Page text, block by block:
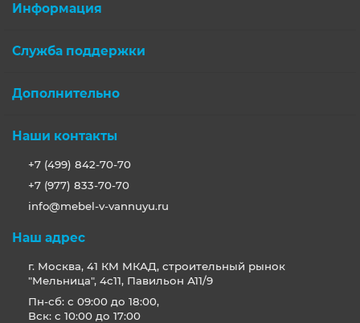
Информация
Служба поддержки
Дополнительно
Наши контакты
+7 (499) 842-70-70
+7 (977) 833-70-70
info@mebel-v-vannuyu.ru
Наш адрес
г. Москва, 41 КМ МКАД, строительный рынок
"Мельница", 4с11, Павильон А11/9
Пн-сб: с 09:00 до 18:00,
Вск: с 10:00 до 17:00